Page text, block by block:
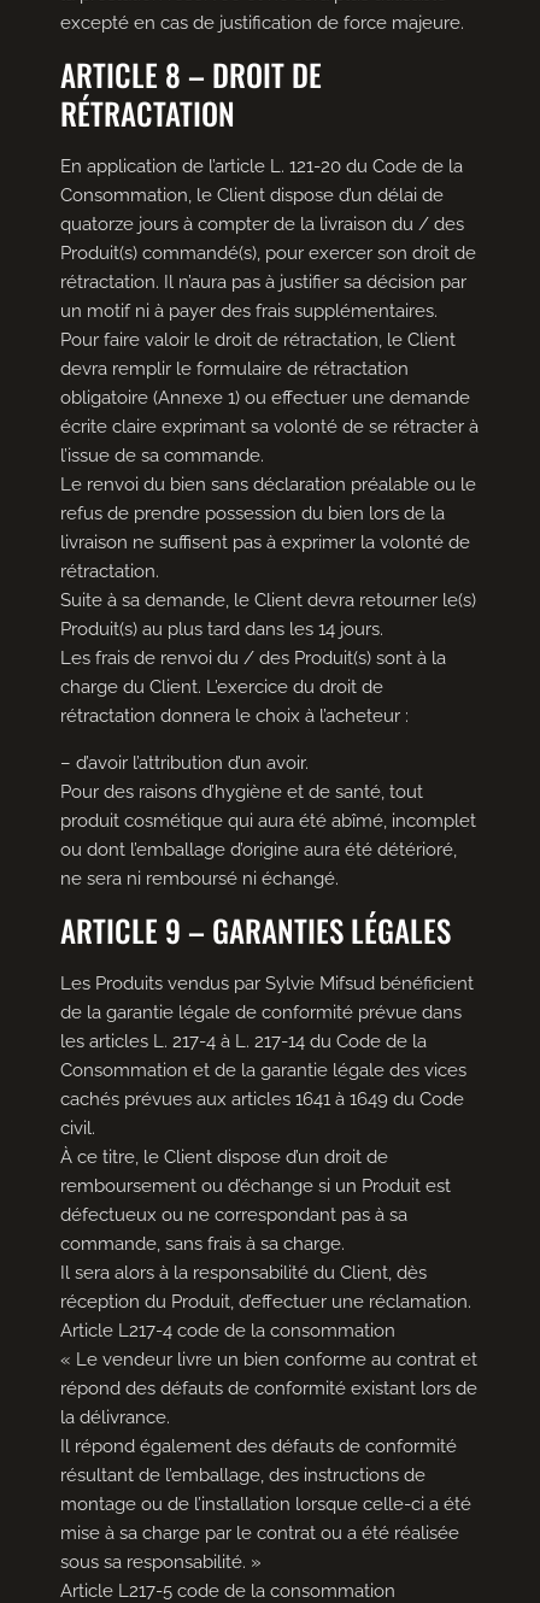
excepté en cas de justification de force majeure.
ARTICLE 8 – DROIT DE
RÉTRACTATION
En application de l’article L. 121-20 du Code de la
Consommation, le Client dispose d’un délai de
quatorze jours à compter de la livraison du / des
Produit(s) commandé(s), pour exercer son droit de
rétractation. Il n’aura pas à justifier sa décision par
un motif ni à payer des frais supplémentaires.
Pour faire valoir le droit de rétractation, le Client
devra remplir le formulaire de rétractation
obligatoire (Annexe 1) ou effectuer une demande
écrite claire exprimant sa volonté de se rétracter à
l’issue de sa commande.
Le renvoi du bien sans déclaration préalable ou le
refus de prendre possession du bien lors de la
livraison ne suffisent pas à exprimer la volonté de
rétractation.
Suite à sa demande, le Client devra retourner le(s)
Produit(s) au plus tard dans les 14 jours.
Les frais de renvoi du / des Produit(s) sont à la
charge du Client. L’exercice du droit de
rétractation donnera le choix à l’acheteur :
– d’avoir l’attribution d’un avoir.
Pour des raisons d’hygiène et de santé, tout
produit cosmétique qui aura été abîmé, incomplet
ou dont l’emballage d’origine aura été détérioré,
ne sera ni remboursé ni échangé.
ARTICLE 9 – GARANTIES LÉGALES
Les Produits vendus par Sylvie Mifsud bénéficient
de la garantie légale de conformité prévue dans
les articles L. 217-4 à L. 217-14 du Code de la
Consommation et de la garantie légale des vices
cachés prévues aux articles 1641 à 1649 du Code
civil.
À ce titre, le Client dispose d’un droit de
remboursement ou d’échange si un Produit est
défectueux ou ne correspondant pas à sa
commande, sans frais à sa charge.
Il sera alors à la responsabilité du Client, dès
réception du Produit, d’effectuer une réclamation.
Article L217-4 code de la consommation
« Le vendeur livre un bien conforme au contrat et
répond des défauts de conformité existant lors de
la délivrance.
Il répond également des défauts de conformité
résultant de l’emballage, des instructions de
montage ou de l’installation lorsque celle-ci a été
mise à sa charge par le contrat ou a été réalisée
sous sa responsabilité. »
Article L217-5 code de la consommation